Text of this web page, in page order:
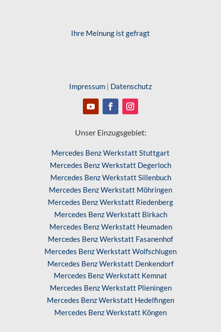
Ihre Meinung ist gefragt
Impressum | Datenschutz
Unser Einzugsgebiet:
Mercedes Benz Werkstatt Stuttgart
Mercedes Benz Werkstatt Degerloch
Mercedes Benz Werkstatt Sillenbuch
Mercedes Benz Werkstatt Möhringen
Mercedes Benz Werkstatt Riedenberg
Mercedes Benz Werkstatt Birkach
Mercedes Benz Werkstatt Heumaden
Mercedes Benz Werkstatt Fasanenhof
Mercedes Benz Werkstatt Wolfschlugen
Mercedes Benz Werkstatt Denkendorf
Mercedes Benz Werkstatt Kemnat
Mercedes Benz Werkstatt Plieningen
Mercedes Benz Werkstatt Hedelfingen
Mercedes Benz Werkstatt Köngen